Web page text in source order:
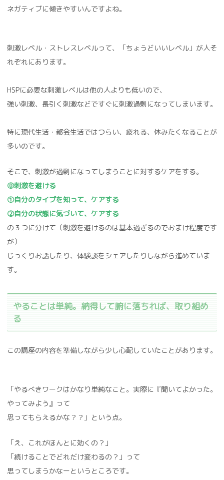
ネガティブに傾きやすいんですよね。
刺激レベル・ストレスレベルって、「ちょうどいいレベル」が人そ
れぞれにあります。
HSPに必要な刺激レベルは他の人よりも低いので、
強い刺激、長引く刺激などですぐに刺激過剰になってしまいます。
特に現代生活・都会生活ではつらい、疲れる、休みたくなることが
多いのです。
そこで、刺激が過剰になってしまうことに対するケアをする。
⓪刺激を避ける
①自分のタイプを知って、ケアする
②自分の状態に気づいて、ケアする
の３つに分けて（刺激を避けるのは基本過ぎるのでおまけ程度です
が）
じっくりお話したり、体験談をシェアしたりしながら進めていま
す。
やることは単純。納得して腑に落ちれば、取り組め
る
この講座の内容を準備しながら少し心配していたことがあります。
「やるべきワークはかなり単純なこと。実際に『聞いてよかった。
やってみよう』って
思ってもらえるかな？？」という点。
「え、これがほんとに効くの？」
「続けることでどれだけ変わるの？」って
思ってしまうかなーというところです。